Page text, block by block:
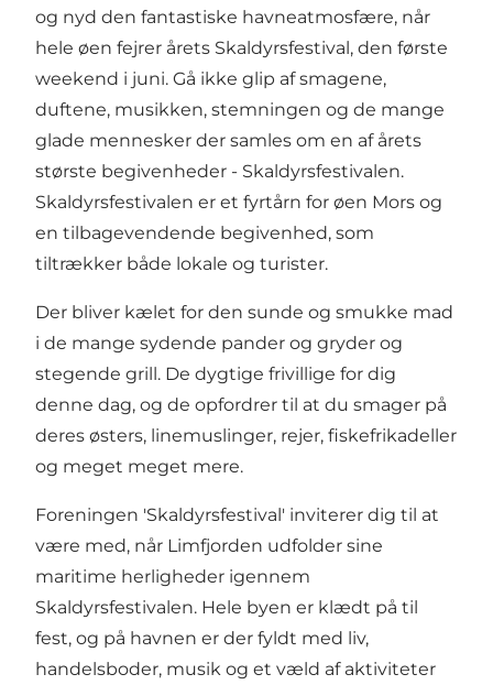
og nyd den fantastiske havneatmosfære, når
hele øen fejrer årets Skaldyrsfestival, den første
weekend i juni. Gå ikke glip af smagene,
duftene, musikken, stemningen og de mange
glade mennesker der samles om en af årets
største begivenheder - Skaldyrsfestivalen.
Skaldyrsfestivalen er et fyrtårn for øen Mors og
en tilbagevendende begivenhed, som
tiltrækker både lokale og turister.
Der bliver kælet for den sunde og smukke mad
i de mange sydende pander og gryder og
stegende grill. De dygtige frivillige for dig
denne dag, og de opfordrer til at du smager på
deres østers, linemuslinger, rejer, fiskefrikadeller
og meget meget mere.
Foreningen 'Skaldyrsfestival' inviterer dig til at
være med, når Limfjorden udfolder sine
maritime herligheder igennem
Skaldyrsfestivalen. Hele byen er klædt på til
fest, og på havnen er der fyldt med liv,
handelsboder, musik og et væld af aktiviteter